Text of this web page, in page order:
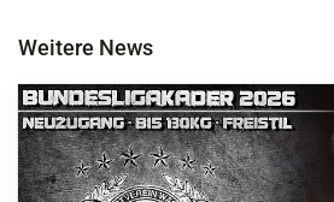
Weitere News